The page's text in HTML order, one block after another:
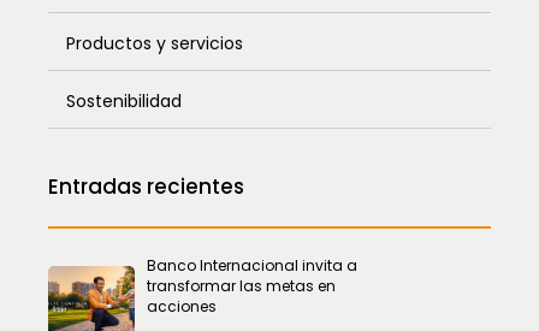
Productos y servicios
Sostenibilidad
Entradas recientes
Banco Internacional invita a
transformar las metas en
acciones